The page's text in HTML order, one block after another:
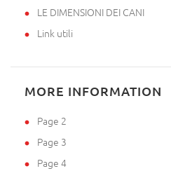
LE DIMENSIONI DEI CANI
Link utili
MORE INFORMATION
Page 2
Page 3
Page 4